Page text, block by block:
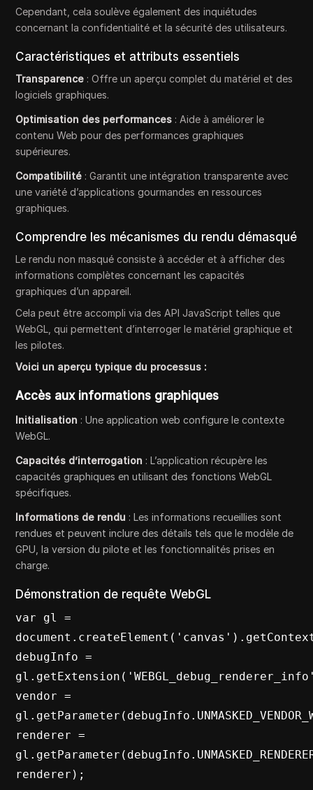
Cependant, cela soulève également des inquiétudes
concernant la confidentialité et la sécurité des utilisateurs.
Caractéristiques et attributs essentiels
Transparence : Offre un aperçu complet du matériel et des
logiciels graphiques.
Optimisation des performances : Aide à améliorer le
contenu Web pour des performances graphiques
supérieures.
Compatibilité : Garantit une intégration transparente avec
une variété d’applications gourmandes en ressources
graphiques.
Comprendre les mécanismes du rendu démasqué
Le rendu non masqué consiste à accéder et à afficher des
informations complètes concernant les capacités
graphiques d’un appareil.
Cela peut être accompli via des API JavaScript telles que
WebGL, qui permettent d’interroger le matériel graphique et
les pilotes.
Voici un aperçu typique du processus :
Accès aux informations graphiques
Initialisation : Une application web configure le contexte
WebGL.
Capacités d’interrogation : L’application récupère les
capacités graphiques en utilisant des fonctions WebGL
spécifiques.
Informations de rendu : Les informations recueillies sont
rendues et peuvent inclure des détails tels que le modèle de
GPU, la version du pilote et les fonctionnalités prises en
charge.
Démonstration de requête WebGL
var gl =
debugInfo =
vendor =
renderer =
renderer);